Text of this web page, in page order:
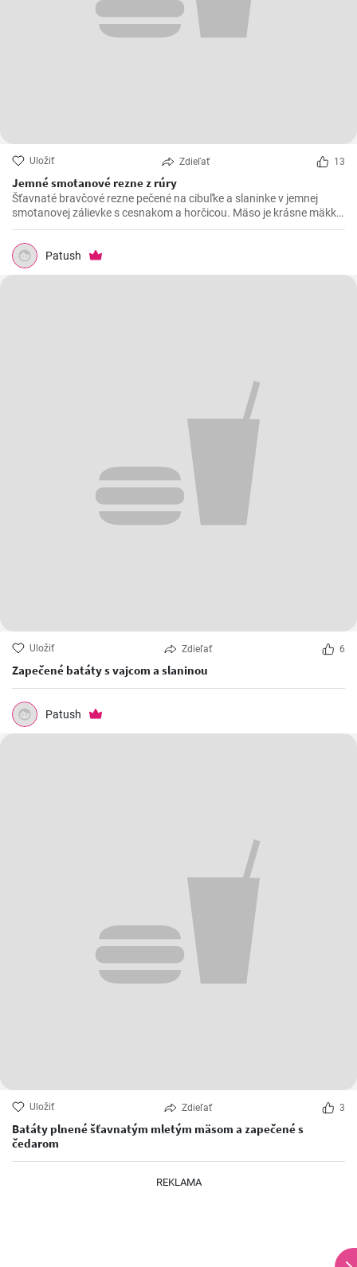
Uložiť Zdieľať 13
Jemné smotanové rezne z rúry
Šťavnaté bravčové rezne pečené na cibuľke a slaninke v jemnej
smotanovej zálievke s cesnakom a horčicou. Mäso je krásne mäkké
a doslova sa rozpadá.
Patush
Uložiť Zdieľať 6
Zapečené batáty s vajcom a slaninou
Patush
Uložiť Zdieľať 3
Batáty plnené šťavnatým mletým mäsom a zapečené s
čedarom
REKLAMA